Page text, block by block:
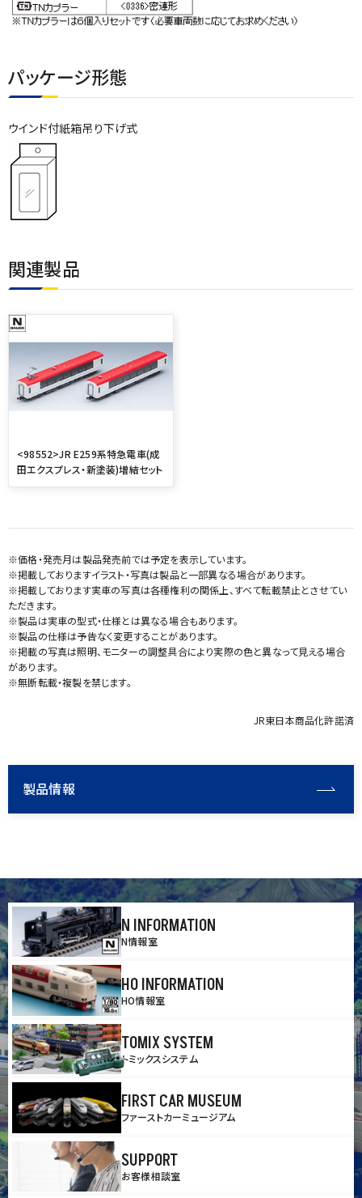
パッケージ形態
ウインド付紙箱吊り下げ式
関連製品
<98552>JR E259系特急電車(成
田エクスプレス・新塗装)増結セット
※価格・発売月は製品発売前では予定を表示しています。
※掲載しておりますイラスト・写真は製品と一部異なる場合があります。
※掲載しております実車の写真は各種権利の関係上、すべて転載禁止とさせてい
ただきます。
※製品は実車の型式・仕様とは異なる場合もあります。
※製品の仕様は予告なく変更することがあります。
※掲載の写真は照明、モニターの調整具合により実際の色と異なって見える場合
があります。
※無断転載・複製を禁じます。
JR東日本商品化許諾済
製品情報
N INFORMATION
N情報室
HO INFORMATION
HO情報室
TOMIX SYSTEM
トミックスシステム
FIRST CAR MUSEUM
ファーストカーミュージアム
SUPPORT
お客様相談室